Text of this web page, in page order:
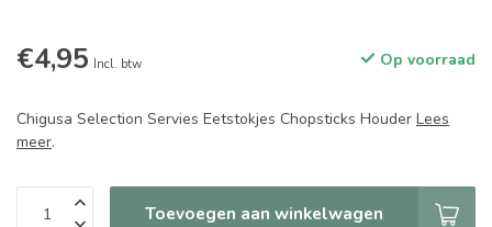
€4,95 Incl. btw Op voorraad
Chigusa Selection Servies Eetstokjes Chopsticks Houder Lees
meer.
Toevoegen aan winkelwagen